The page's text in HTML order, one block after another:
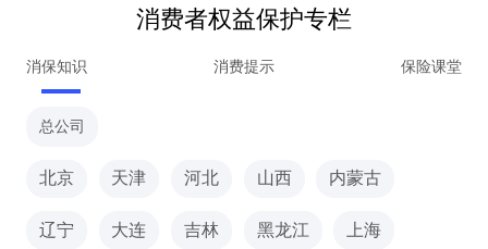
消费者权益保护专栏
消保知识 消费提示 保险课堂
总公司
北京 天津 河北 山西 内蒙古
辽宁 大连 吉林 黑龙江 上海